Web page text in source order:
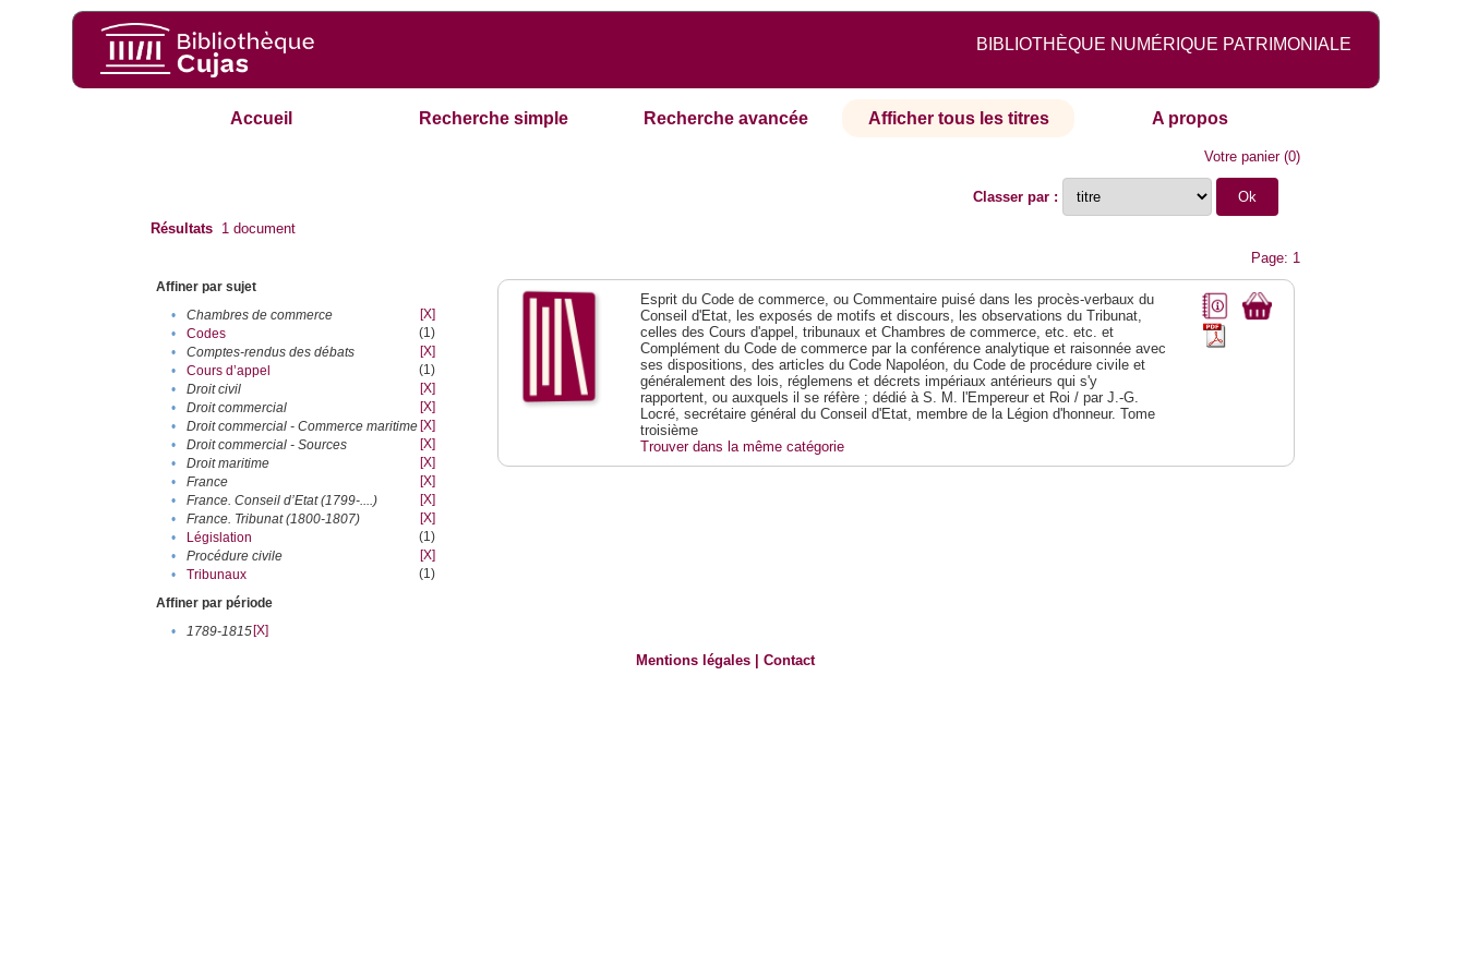
BIBLIOTHÈQUE NUMÉRIQUE PATRIMONIALE
Accueil Recherche simple Recherche avancée Afficher tous les titres A propos
Votre panier(0)
Classer par :
Résultats 1 document
Page: 1
Affiner par sujet
•
Chambres de commerce
[X]
•
Codes
(1)
•
Comptes-rendus des débats
[X]
•
Cours d’appel
(1)
•
Droit civil
[X]
•
Droit commercial
[X]
•
Droit commercial - Commerce maritime [X]
•
Droit commercial - Sources
[X]
•
Droit maritime
[X]
•
France
[X]
•
France. Conseil d’Etat (1799-....)
[X]
•
France. Tribunat (1800-1807)
[X]
•
Législation
(1)
•
Procédure civile
[X]
•
Tribunaux
(1)
Affiner par période
•
1789-1815[X]
Esprit du Code de commerce, ou Commentaire puisé dans les procès-verbaux du
Conseil d'Etat, les exposés de motifs et discours, les observations du Tribunat,
celles des Cours d'appel, tribunaux et Chambres de commerce, etc. etc. et
Complément du Code de commerce par la conférence analytique et raisonnée avec
ses dispositions, des articles du Code Napoléon, du Code de procédure civile et
généralement des lois, réglemens et décrets impériaux antérieurs qui s'y
rapportent, ou auxquels il se réfère ; dédié à S. M. l'Empereur et Roi / par J.-G.
Locré, secrétaire général du Conseil d'Etat, membre de la Légion d'honneur. Tome
troisième
Trouver dans la même catégorie
Mentions légales |Contact